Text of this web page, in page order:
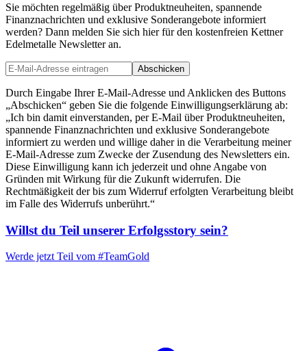
Sie möchten regelmäßig über Produktneuheiten, spannende
Finanznachrichten und exklusive Sonderangebote informiert
werden? Dann melden Sie sich hier für den kostenfreien Kettner
Edelmetalle Newsletter an.
Abschicken
Durch Eingabe Ihrer E-Mail-Adresse und Anklicken des Buttons
„Abschicken“ geben Sie die folgende Einwilligungserklärung ab:
„Ich bin damit einverstanden, per E-Mail über Produktneuheiten,
spannende Finanznachrichten und exklusive Sonderangebote
informiert zu werden und willige daher in die Verarbeitung meiner
E-Mail-Adresse zum Zwecke der Zusendung des Newsletters ein.
Diese Einwilligung kann ich jederzeit und ohne Angabe von
Gründen mit Wirkung für die Zukunft widerrufen. Die
Rechtmäßigkeit der bis zum Widerruf erfolgten Verarbeitung bleibt
im Falle des Widerrufs unberührt.“
Willst du Teil unserer Erfolgsstory sein?
Werde jetzt Teil vom #TeamGold